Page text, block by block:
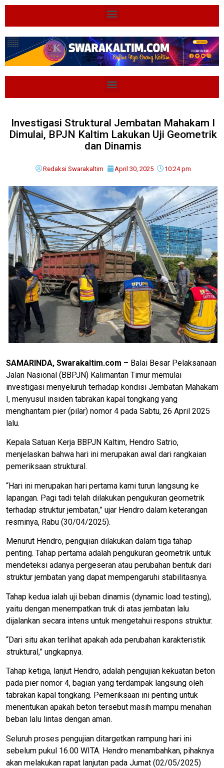
Investigasi Struktural Jembatan Mahakam I
Dimulai, BPJN Kaltim Lakukan Uji Geometrik
dan Dinamis
Redaksi Swarakaltim April 30, 2025 10:24 pm
SAMARINDA, Swarakaltim.com – Balai Besar Pelaksanaan
Jalan Nasional (BBPJN) Kalimantan Timur memulai
investigasi menyeluruh terhadap kondisi Jembatan Mahakam
I, menyusul insiden tabrakan kapal tongkang yang
menghantam pier (pilar) nomor 4 pada Sabtu, 26 April 2025
lalu.
Kepala Satuan Kerja BBPJN Kaltim, Hendro Satrio,
menjelaskan bahwa hari ini merupakan awal dari rangkaian
pemeriksaan struktural.
“Hari ini merupakan hari pertama kami turun langsung ke
lapangan. Pagi tadi telah dilakukan pengukuran geometrik
terhadap struktur jembatan,” ujar Hendro dalam keterangan
resminya, Rabu (30/04/2025).
Menurut Hendro, pengujian dilakukan dalam tiga tahap
penting. Tahap pertama adalah pengukuran geometrik untuk
mendeteksi adanya pergeseran atau perubahan bentuk dari
struktur jembatan yang dapat mempengaruhi stabilitasnya.
Tahap kedua ialah uji beban dinamis (dynamic load testing),
yaitu dengan menempatkan truk di atas jembatan lalu
dijalankan secara intens untuk mengetahui respons struktur.
“Dari situ akan terlihat apakah ada perubahan karakteristik
struktural,” ungkapnya.
Tahap ketiga, lanjut Hendro, adalah pengujian kekuatan beton
pada pier nomor 4, bagian yang terdampak langsung oleh
tabrakan kapal tongkang. Pemeriksaan ini penting untuk
menentukan apakah beton tersebut masih mampu menahan
beban lalu lintas dengan aman.
Seluruh proses pengujian ditargetkan rampung hari ini
sebelum pukul 16.00 WITA. Hendro menambahkan, pihaknya
akan melakukan rapat lanjutan pada Jumat (02/05/2025)